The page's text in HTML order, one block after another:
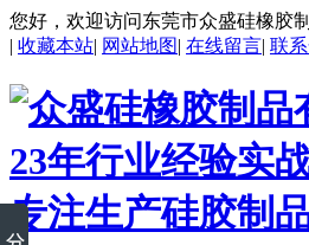
您好，欢迎访问东莞市众盛硅橡胶
| 收藏本站| 网站地图| 在线留言| 联
23年行业经验实
专注生产硅胶制